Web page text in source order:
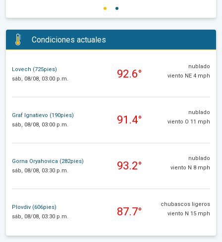
Condiciones actuales
Lovech (725pies)
sáb, 08/08, 03:00 p.m.
92.6°
nublado
viento NE 4 mph
Graf Ignatievo (190pies)
sáb, 08/08, 03:00 p.m.
91.4°
nublado
viento O 11 mph
Gorna Oryahovica (282pies)
sáb, 08/08, 03:30 p.m.
93.2°
nublado
viento N 8 mph
Plovdiv (606pies)
sáb, 08/08, 03:30 p.m.
87.7°
chubascos ligeros
viento N 15 mph